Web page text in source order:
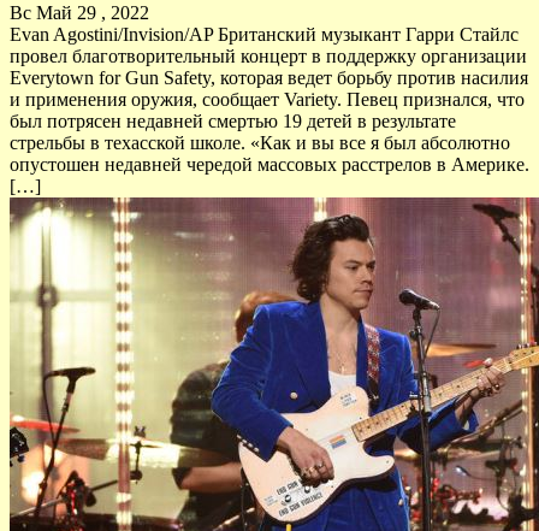
Вс Май 29 , 2022
Evan Agostini/Invision/AP Британский музыкант Гарри Стайлс
провел благотворительный концерт в поддержку организации
Everytown for Gun Safety, которая ведет борьбу против насилия
и применения оружия, сообщает Variety. Певец признался, что
был потрясен недавней смертью 19 детей в результате
стрельбы в техасской школе. «Как и вы все я был абсолютно
опустошен недавней чередой массовых расстрелов в Америке.
[…]